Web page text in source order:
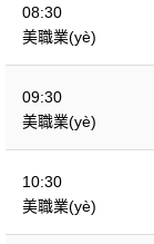
08:30
美職業(yè)
09:30
美職業(yè)
10:30
美職業(yè)